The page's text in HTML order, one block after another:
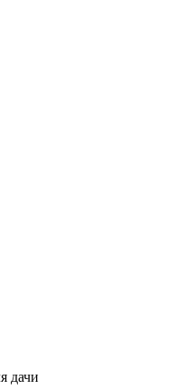
дачи